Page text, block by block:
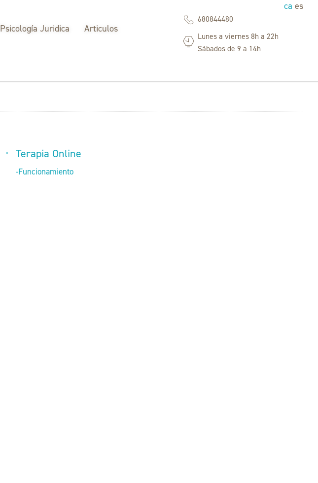
Psicología Juridica Articulos
ca es
680844480
Lunes a viernes 8h a 22h
Sábados de 9 a 14h
Terapia Online
-Funcionamiento